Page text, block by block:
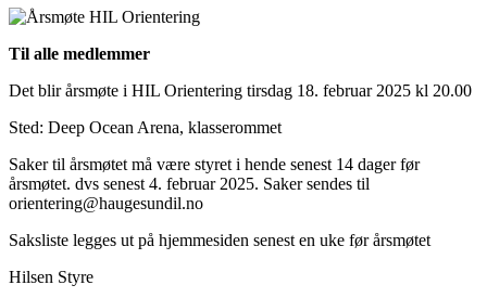
Til alle medlemmer
Det blir årsmøte i HIL Orientering tirsdag 18. februar 2025 kl 20.00
Sted: Deep Ocean Arena, klasserommet
Saker til årsmøtet må være styret i hende senest 14 dager før
årsmøtet. dvs senest 4. februar 2025. Saker sendes til
orientering@haugesundil.no
Saksliste legges ut på hjemmesiden senest en uke før årsmøtet
Hilsen Styre